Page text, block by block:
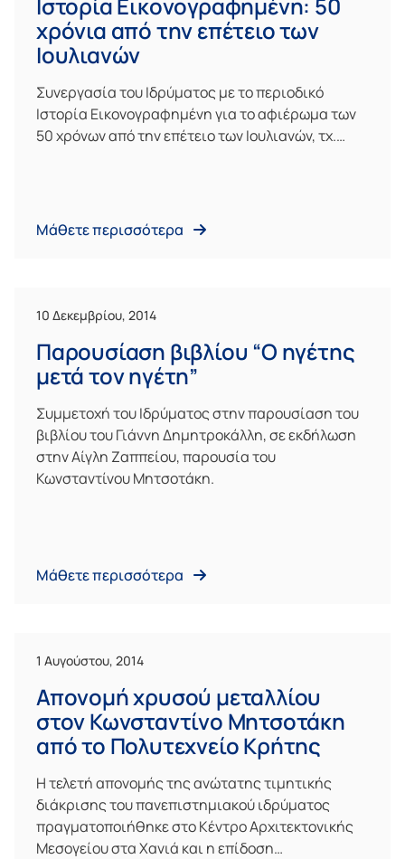
χρόνια από την επέτειο των
Ιουλιανών
Συνεργασία του Ιδρύματος με το περιοδικό
Ιστορία Εικονογραφημένη για το αφιέρωμα των
50 χρόνων από την επέτειο των Ιουλιανών, τχ.…
Μάθετε περισσότερα
10 Δεκεμβρίου, 2014
Παρουσίαση βιβλίου “Ο ηγέτης
μετά τον ηγέτη”
Συμμετοχή του Ιδρύματος στην παρουσίαση του
βιβλίου του Γιάννη Δημητροκάλλη, σε εκδήλωση
στην Αίγλη Ζαππείου, παρουσία του
Κωνσταντίνου Μητσοτάκη.
Μάθετε περισσότερα
1 Αυγούστου, 2014
Απονομή χρυσού μεταλλίου
στον Κωνσταντίνο Μητσοτάκη
από το Πολυτεχνείο Κρήτης
Η τελετή απονομής της ανώτατης τιμητικής
διάκρισης του πανεπιστημιακού ιδρύματος
πραγματοποιήθηκε στο Κέντρο Αρχιτεκτονικής
Μεσογείου στα Χανιά και η επίδοση…